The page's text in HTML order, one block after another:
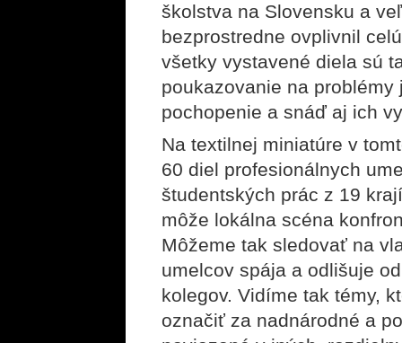
školstva na Slovensku a
bezprostredne ovplivnil
všetky vystavené diela sú
poukazovanie na problémy
pochopenie a snáď aj ich
Na textilnej miniatúre v
60 diel profesionálnych
študentských prác z 19
môže lokálna scéna
Môžeme tak sledovať na
umelcov spája a odlišuje
kolegov. Vidíme tak témy,
označiť za nadnárodné a